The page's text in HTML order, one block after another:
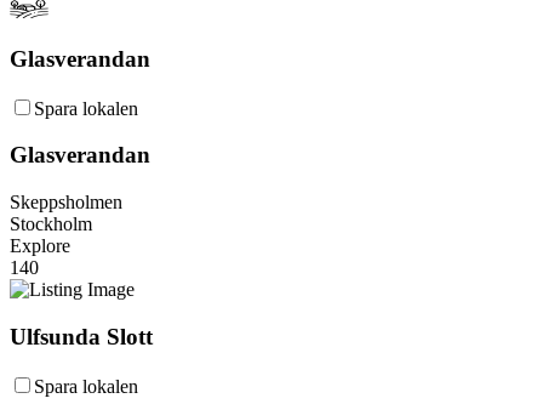
Glasverandan
Spara lokalen
Glasverandan
Skeppsholmen
Stockholm
Explore
140
Ulfsunda Slott
Spara lokalen